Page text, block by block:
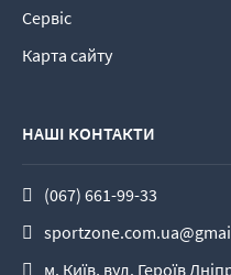
Сервіс
Карта сайту
НАШІ КОНТАКТИ
(067) 661-99-33
м. Київ, вул. Героїв